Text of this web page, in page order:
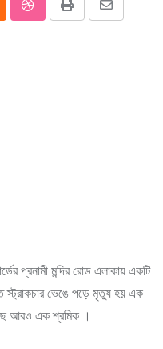
StumbleUpon
Print
Share
প্রনামী মন্দির রোড এলাকায় একটি
স্ট্রাকচার ভেঙে পড়ে মৃত্যু হয় এক
আরও এক শ্রমিক ।